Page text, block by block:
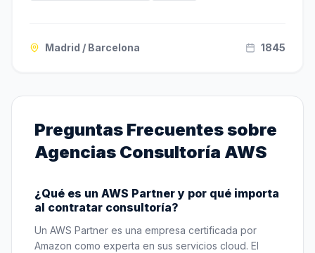
Madrid / Barcelona 1845
Preguntas Frecuentes sobre
Agencias Consultoría AWS
¿Qué es un AWS Partner y por qué importa
al contratar consultoría?
Un AWS Partner es una empresa certificada por
Amazon como experta en sus servicios cloud. El